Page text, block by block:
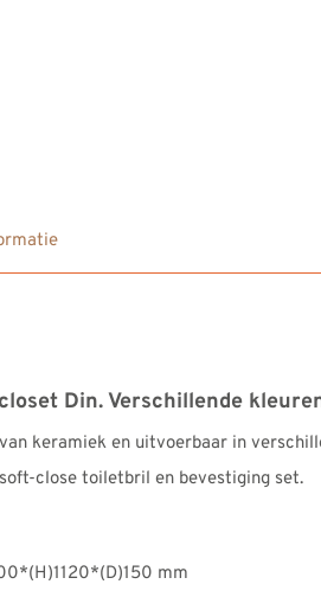
Din. Verschillende
keramiek en uitvoerbaar in
close toiletbril en bevestiging set.
mm